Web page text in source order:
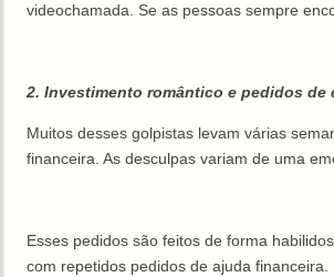
videochamada. Se as pessoas sempre
2. Investimento romântico e pedidos de
Muitos desses golpistas levam várias
financeira. As desculpas variam de uma
Esses pedidos são feitos de forma
com repetidos pedidos de ajuda financeira.